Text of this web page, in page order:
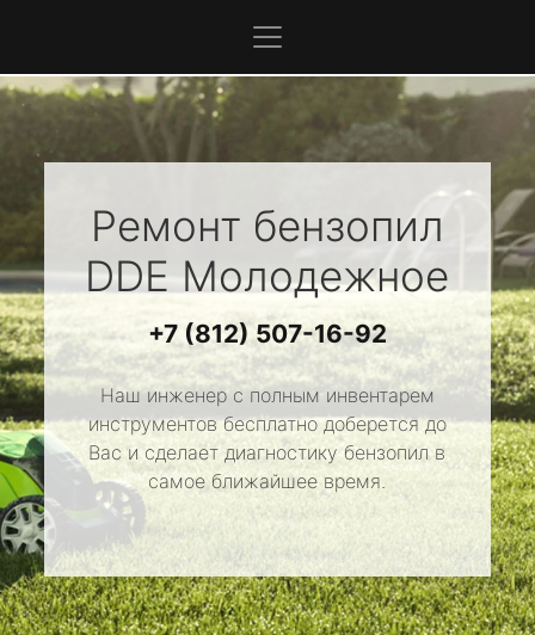
Ремонт бензопил
DDE Молодежное
+7 (812) 507-16-92
Наш инженер с полным инвентарем
инструментов бесплатно доберется до
Вас и сделает диагностику бензопил в
самое ближайшее время.